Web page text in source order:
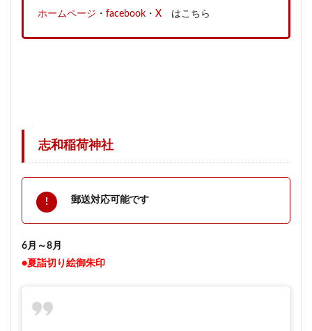
ホームページ ・ facebook ・ X はこちら
志和稲荷神社
郵送対応可能です
6月～8月
●夏詣切り絵御朱印